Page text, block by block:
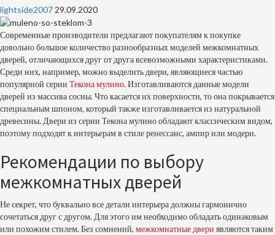
lightside2007 29.09.2020
Современные производители предлагают покупателям к покупке
довольно большое количество разнообразных моделей межкомнатных
дверей, отличающихся друг от друга всевозможными характеристиками.
Среди них, например, можно выделить двери, являющиеся частью
популярной серии Текона мулино. Изготавливаются данные модели
дверей из массива сосны. Что касается их поверхности, то она покрывается
специальным шпоном, который также изготавливается из натуральной
древесины. Двери из серии Текона мулино обладают классическим видом,
поэтому подходят к интерьерам в стиле ренессанс, ампир или модерн.
Рекомендации по выбору
межкомнатных дверей
Не секрет, что буквально все детали интерьера должны гармонично
сочетаться друг с другом. Для этого им необходимо обладать одинаковым
или похожим стилем. Без сомнений, межкомнатные двери являются таким